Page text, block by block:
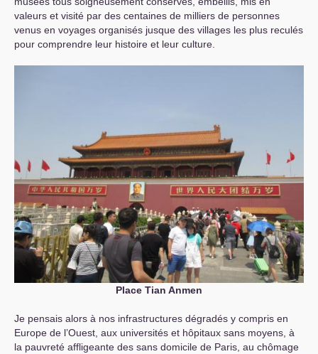
valeurs et visité par des centaines de milliers de personnes
venus en voyages organisés jusque des villages les plus reculés
pour comprendre leur histoire et leur culture.
Place Tian Anmen
Je pensais alors à nos infrastructures dégradés y compris en
Europe de l’Ouest, aux universités et hôpitaux sans moyens, à
la pauvreté affligeante des sans domicile de Paris, au chômage